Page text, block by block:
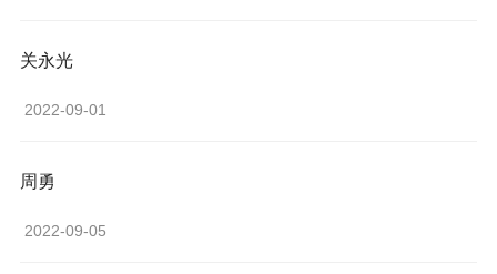
关永光
2022-09-01
周勇
2022-09-05